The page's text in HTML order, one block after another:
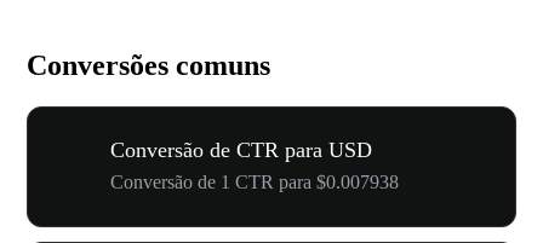
Conversões comuns
Conversão de CTR para USD
Conversão de 1 CTR para $0.007938